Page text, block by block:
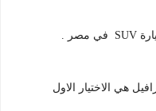
تاجير سيارات رنج روفر 2021 افخم سيارة SUV في مصر .
هي الاختيار الاول